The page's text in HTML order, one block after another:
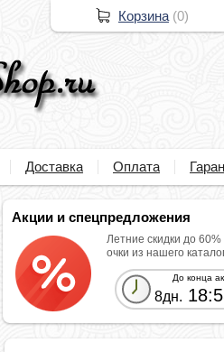
Доставка Оплата
Акции и спецпредложения
Летние скидки до 60%
очки из нашего
До конца
8дн.
Корзина (0)